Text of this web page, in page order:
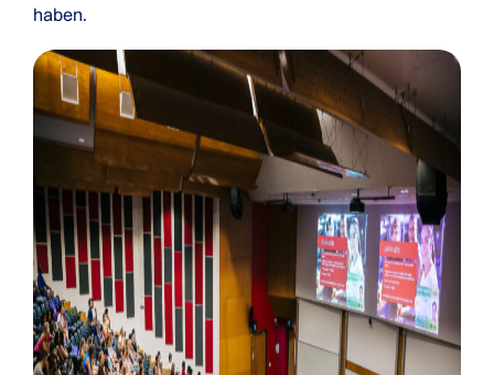
haben.